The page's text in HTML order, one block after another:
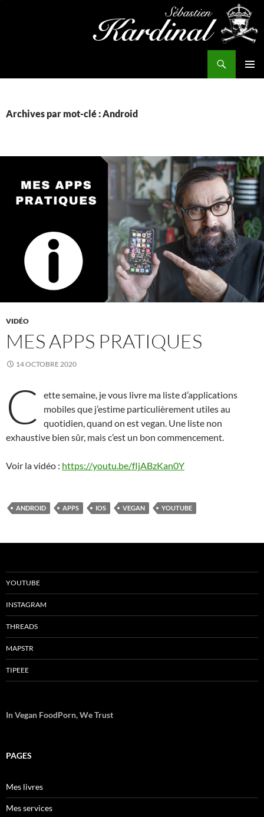
Archives par mot-clé : Android
VIDÉO
MES APPS PRATIQUES
14 OCTOBRE 2020
C
ette semaine, je vous livre ma liste d’applications
mobiles que j’estime particulièrement utiles au
quotidien, quand on est vegan. Une liste non
exhaustive bien sûr, mais c’est un bon commencement.
Voir la vidéo : https://youtu.be/fIjABzKan0Y
ANDROID APPS IOS VEGAN YOUTUBE
YOUTUBE
INSTAGRAM
THREADS
MAPSTR
TIPEEE
In Vegan FoodPorn, We Trust
PAGES
Mes livres
Mes services